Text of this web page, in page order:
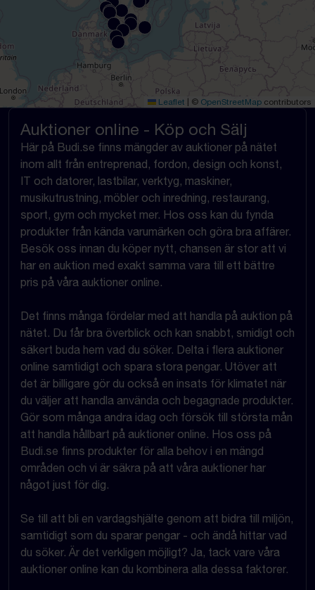
Leaflet | © OpenStreetMap contributors
Auktioner online - Köp och Sälj
Här på Budi.se finns mängder av auktioner på nätet
inom allt från entreprenad, fordon, design och konst,
IT och datorer, lastbilar, verktyg, maskiner,
musikutrustning, möbler och inredning, restaurang,
sport, gym och mycket mer. Hos oss kan du fynda
produkter från kända varumärken och göra bra affärer.
Besök oss innan du köper nytt, chansen är stor att vi
har en auktion med exakt samma vara till ett bättre
pris på våra auktioner online.
Det finns många fördelar med att handla på auktion på
nätet. Du får bra överblick och kan snabbt, smidigt och
säkert buda hem vad du söker. Delta i flera auktioner
online samtidigt och spara stora pengar. Utöver att
det är billigare gör du också en insats för klimatet när
du väljer att handla använda och begagnade produkter.
Gör som många andra idag och försök till största mån
att handla hållbart på auktioner online. Hos oss på
Budi.se finns produkter för alla behov i en mängd
områden och vi är säkra på att våra auktioner har
något just för dig.
Se till att bli en vardagshjälte genom att bidra till miljön,
samtidigt som du sparar pengar - och ändå hittar vad
du söker. Är det verkligen möjligt? Ja, tack vare våra
auktioner online kan du kombinera alla dessa faktorer.